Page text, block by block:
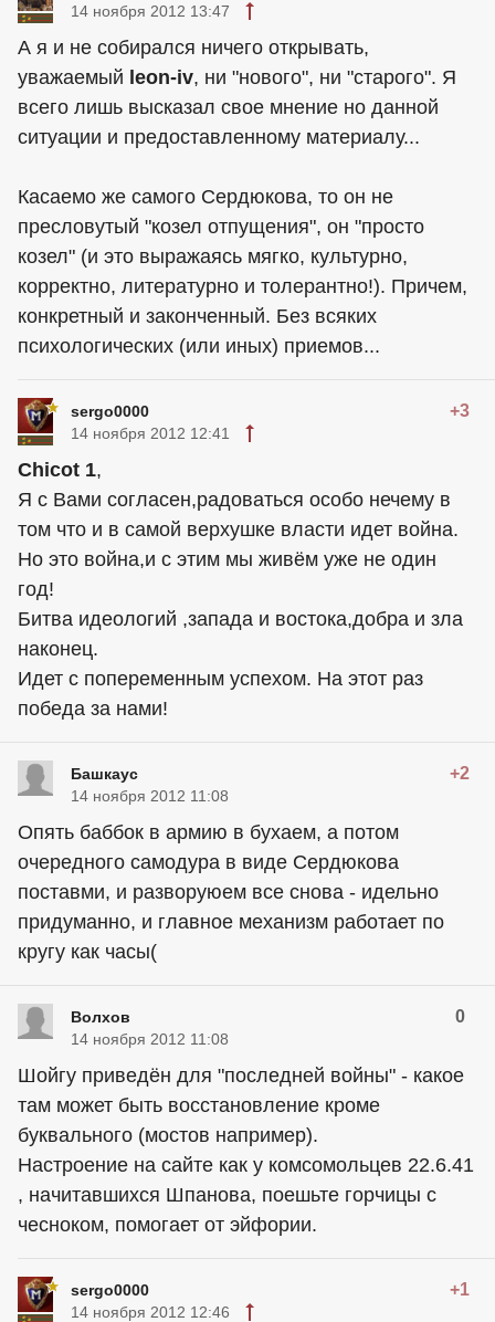
14 ноября 2012 13:47
А я и не собирался ничего открывать,
уважаемый leon-iv, ни "нового", ни "старого". Я
всего лишь высказал свое мнение но данной
ситуации и предоставленному материалу...
Касаемо же самого Сердюкова, то он не
пресловутый "козел отпущения", он "просто
козел" (и это выражаясь мягко, культурно,
корректно, литературно и толерантно!). Причем,
конкретный и законченный. Без всяких
психологических (или иных) приемов...
sergo0000 +3
14 ноября 2012 12:41
Chicot 1,
Я с Вами согласен,радоваться особо нечему в
том что и в самой верхушке власти идет война.
Но это война,и с этим мы живём уже не один
год!
Битва идеологий ,запада и востока,добра и зла
наконец.
Идет с попеременным успехом. На этот раз
победа за нами!
Башкаус +2
14 ноября 2012 11:08
Опять баббок в армию в бухаем, а потом
очередного самодура в виде Сердюкова
поставми, и разворуюем все снова - идельно
придуманно, и главное механизм работает по
кругу как часы(
Волхов 0
14 ноября 2012 11:08
Шойгу приведён для "последней войны" - какое
там может быть восстановление кроме
буквального (мостов например).
Настроение на сайте как у комсомольцев 22.6.41
, начитавшихся Шпанова, поешьте горчицы с
чесноком, помогает от эйфории.
sergo0000 +1
14 ноября 2012 12:46